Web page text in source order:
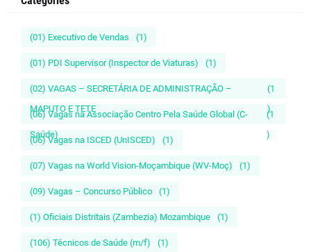
(01) Executivo de Vendas (1)
(01) PDI Supervisor (Inspector de Viaturas) (1)
(02) VAGAS – SECRETÁRIA DE ADMINISTRAÇÃO –
MAPUTO E TETE
(1
)
(06) Vagas na Associação Centro Pela Saúde Global (C-
Saúde)
(1
)
(06) Vagas na ISCED (UnISCED) (1)
(07) Vagas na World Vision-Moçambique (WV-Moç) (1)
(09) Vagas – Concurso Público (1)
(1) Oficiais Distritais (Zambezia) Mozambique (1)
(106) Técnicos de Saúde (m/f) (1)